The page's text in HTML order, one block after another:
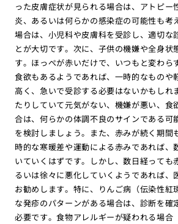
った皮膚症状が見られる場合は、アトピー
炎、あるいは何らかの感染症の可能性も考
場合は、小児科や皮膚科を受診し、適切な
とが大切です。次に、子供の機嫌や全身状
す。ほっぺが赤いだけで、いつもと変わら
食欲もあるようであれば、一時的なものや
高く、急いで受診する必要はないかもしれ
たりしていて元気がない、機嫌が悪い、食
合は、何らかの体調不良のサインである可
を検討しましょう。また、赤みが続く期間
時的な寒暖差や運動による赤みであれば、
いていくはずです。しかし、数日経っても
るいは徐々に悪化していくようであれば、
お勧めします。特に、りんご病（伝染性紅
な発疹のパターンがある場合は、診断を確
必要です。食物アレルギーが疑われる場合